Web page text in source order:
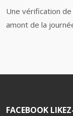
Une vérification
amont de la
FACEBOOK